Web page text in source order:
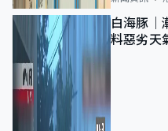
白海豚｜
料惡劣天